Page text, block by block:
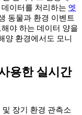
이터를 처리하는 엣
동물과 환경 이벤트
야 하는 데이터 양을
양 환경에서도 모니
용한 실시간
및 장기 환경 관측소